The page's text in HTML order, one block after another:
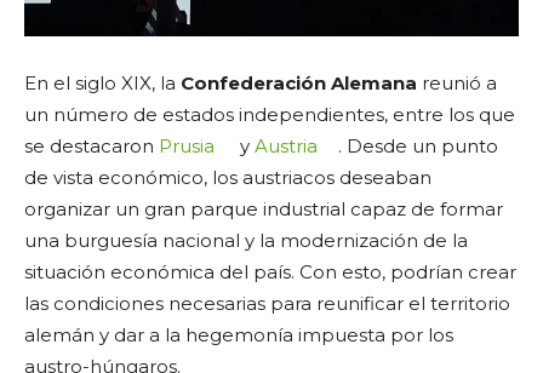
En el siglo XIX, la Confederación Alemana reunió a
un número de estados independientes, entre los que
se destacaron Prusia y Austria
. Desde un punto
de vista económico, los austriacos deseaban
organizar un gran parque industrial capaz de formar
una burguesía nacional y la modernización de la
situación económica del país. Con esto, podrían crear
las condiciones necesarias para reunificar el territorio
alemán y dar a la hegemonía impuesta por los
austro-húngaros.